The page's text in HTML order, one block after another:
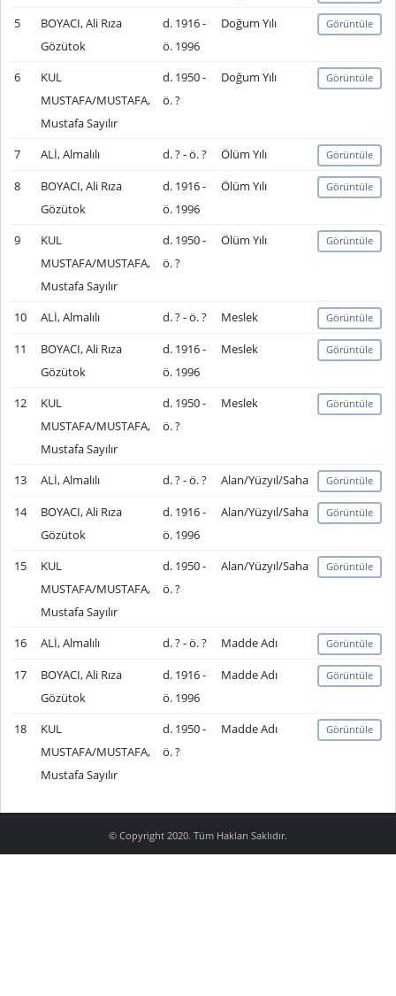
5
BOYACI, Ali Rıza
Gözütok
d. 1916 -
ö. 1996
Doğum Yılı Görüntüle
6
KUL
MUSTAFA/MUSTAFA,
Mustafa Sayılır
d. 1950 -
ö. ?
Doğum Yılı Görüntüle
7 ALİ, Almalılı d. ? - ö. ? Ölüm Yılı Görüntüle
8
BOYACI, Ali Rıza
Gözütok
d. 1916 -
ö. 1996
Ölüm Yılı Görüntüle
9
KUL
MUSTAFA/MUSTAFA,
Mustafa Sayılır
d. 1950 -
ö. ?
Ölüm Yılı Görüntüle
10 ALİ, Almalılı d. ? - ö. ? Meslek Görüntüle
11
BOYACI, Ali Rıza
Gözütok
d. 1916 -
ö. 1996
Meslek Görüntüle
12
KUL
MUSTAFA/MUSTAFA,
Mustafa Sayılır
d. 1950 -
ö. ?
Meslek Görüntüle
13 ALİ, Almalılı d. ? - ö. ? Alan/Yüzyıl/Saha Görüntüle
14
BOYACI, Ali Rıza
Gözütok
d. 1916 -
ö. 1996
Alan/Yüzyıl/Saha Görüntüle
15
KUL
MUSTAFA/MUSTAFA,
Mustafa Sayılır
d. 1950 -
ö. ?
Alan/Yüzyıl/Saha Görüntüle
16 ALİ, Almalılı d. ? - ö. ? Madde Adı Görüntüle
17
BOYACI, Ali Rıza
Gözütok
d. 1916 -
ö. 1996
Madde Adı Görüntüle
18
KUL
MUSTAFA/MUSTAFA,
Mustafa Sayılır
d. 1950 -
ö. ?
Madde Adı Görüntüle
© Copyright 2020. Tüm Hakları Saklıdır.